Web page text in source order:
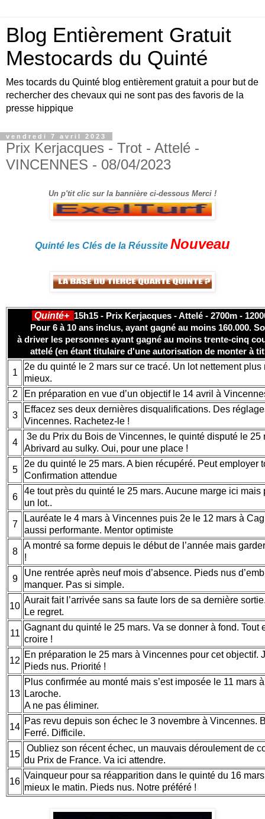
Blog Entièrement Gratuit
Mestocards du Quinté
Mes tocards du Quinté blog entièrement gratuit a pour but de
rechercher des chevaux qui ne sont pas des favoris de la
presse hippique
vendredi 7 avril 2023
Prix Kerjacques - Trot - Attelé -
VINCENNES - 08/04/2023
Un p'tit clic sur la bannière ci-dessous Merci !
Quinté les Clés de la Réussite Nouveau
Quinté+ 15h15 - Prix Kerjacques - Attelé - 2700m -
Pour 6 à 10 ans inclus, ayant gagné au moins 160.000.
à driver les personnes ayant gagné au moins trente-cinq
attelé (en étant titulaire d'une autorisation de monter à
1
2e du quinté le 2 mars sur ce tracé. Un lot nettement
mieux.
2
En préparation en vue d’un objectif le 14 avril à
3
Effacez ses deux dernières disqualifications. Des
Vincennes. Rachetez-le !
4
3e du Prix du Bois de Vincennes, le quinté disputé le 25
Abrivard au sulky. Oui, pour une place !
5
2e du quinté le 25 mars. A bien récupéré. Peut employer
Confirmation attendue
6
4e tout près du quinté le 25 mars. Aucune marge ici mais
un lot..
7
Lauréate le 4 mars à Vincennes puis 2e le 12 mars à
aussi performante. Mentor optimiste
8
A montré sa forme depuis le début de l’année mais
!
9
Une rentrée après neuf mois d’absence. Pieds nus
manquer. Pas si simple.
10
Aurait fait l’arrivée sans sa faute lors de sa dernière
Le regret.
11
Gagnant du quinté le 25 mars. Va se donner à fond. Tout
croire !
12
En préparation le 25 mars à Vincennes pour cet objectif.
Pieds nus. Priorité !
13
Plus confirmée au monté mais s’est imposée le 11 mars
Laroche.
A ne pas éliminer.
14
Pas revu depuis son échec le 3 novembre à Vincennes.
Ferré. Difficile.
15
Oubliez son récent échec, un mauvais déroulement de
du Prix de France. Va ici attendre.
16
Vainqueur pour sa réapparition dans le quinté du 16
mieux le matin. Pieds nus. Notre préféré !